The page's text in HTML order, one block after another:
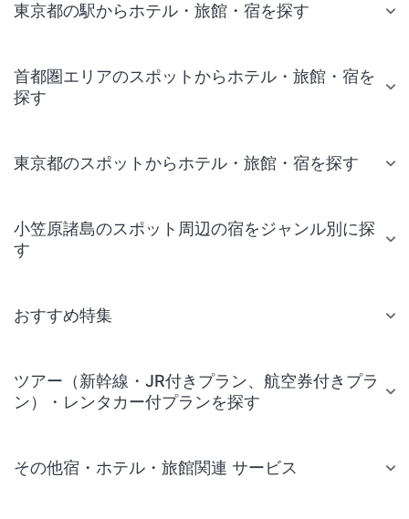
東京都の駅からホテル・旅館・宿を探す
首都圏エリアのスポットからホテル・旅館・宿を
探す
東京都のスポットからホテル・旅館・宿を探す
小笠原諸島のスポット周辺の宿をジャンル別に探
す
おすすめ特集
ツアー（新幹線・JR付きプラン、航空券付きプラ
ン）・レンタカー付プランを探す
その他宿・ホテル・旅館関連 サービス